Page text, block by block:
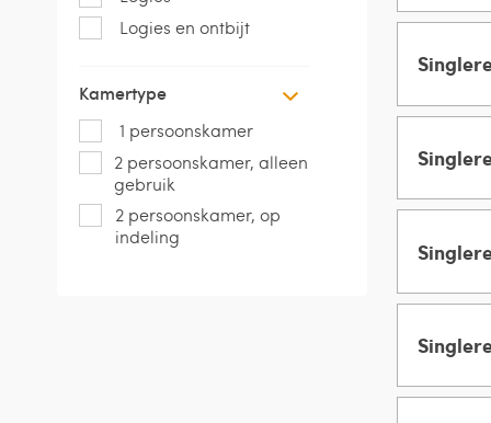
Logies en ontbijt
Kamertype
1 persoonskamer
2 persoonskamer, alleen
gebruik
2 persoonskamer, op
indeling